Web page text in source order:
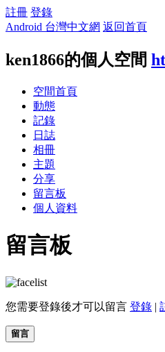
註冊 登錄
Android 台灣中文網 返回首頁
ken1866的個人空間
空間首頁
動態
記錄
日誌
相冊
主題
分享
留言板
個人資料
留言板
您需要登錄後才可以留言 登錄 |
留言